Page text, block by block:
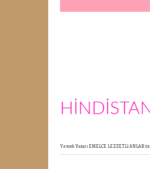
Yemek Yazarı EMELCE LEZZETLİ ANLAR